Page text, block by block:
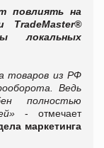
повлиять на
TradeMaster®
локальных
товаров из РФ
Ведь
полностью
- отмечает
маркетинга